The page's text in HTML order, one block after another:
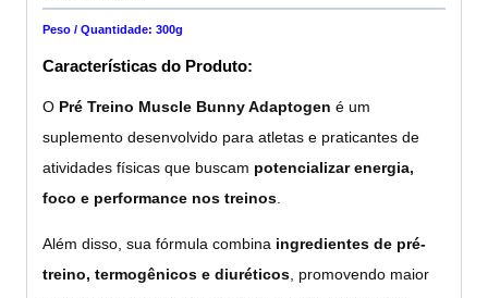
Peso / Quantidade: 300g
Características do Produto:
O Pré Treino Muscle Bunny Adaptogen é um
suplemento desenvolvido para atletas e praticantes de
atividades físicas que buscam potencializar energia,
foco e performance nos treinos
Além disso, sua fórmula combina ingredientes de pré-
treino, termogênicos e diuréticos , promovendo maior